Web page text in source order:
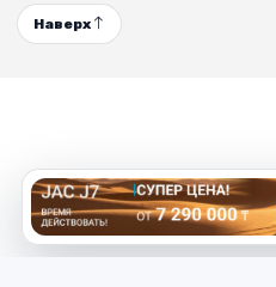
Наверх